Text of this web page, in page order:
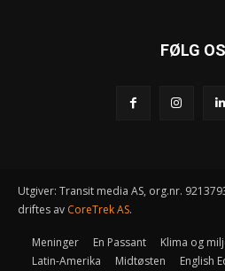
FØLG
Utgiver: Transit media AS, org.nr.
driftes av CoreTrek AS.
Meninger En Passant Klima og
Latin-Amerika
Midtøsten English